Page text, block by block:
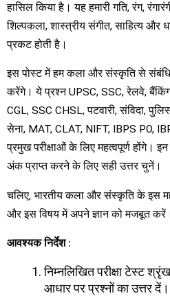
हासिल किया है। यह हमारी गति, रंग,
शिल्पकला, शास्त्रीय संगीत, साहित्य और
प्रकट होती है।
इस पोस्ट में हम कला और संस्कृति से
करेंगे। ये प्रश्न UPSC, SSC, रेलवे,
CGL, SSC CHSL, पटवारी, संविदा,
सेना, MAT, CLAT, NIFT, IBPS PO,
प्रमुख परीक्षाओं के लिए महत्वपूर्ण होंगे।
अंक प्राप्त करने के लिए सही उत्तर चुनें।
चलिए, भारतीय कला और संस्कृति के इस
और इस विषय में अपने ज्ञान को मजबूत करें।
आवश्यक निर्देश :
निम्नलिखित परीक्षा टेस्ट
आधार पर प्रश्नों का उत्तर दें।